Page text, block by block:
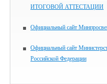
ИТОГОВОЙ АТТЕСТАЦИИ
Официальный сайт
Официальный сайт
Российской Федерации